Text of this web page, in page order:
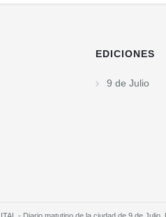
EDICIONES
9 de Julio